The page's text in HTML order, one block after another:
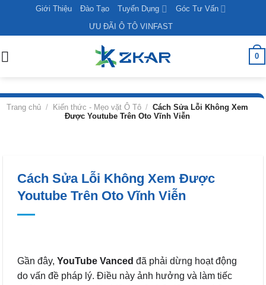
content
Giới Thiệu Đào Tạo Tuyển Dụng
Góc Tư Vấn
ƯU ĐÃI Ô TÔ VINFAST
0
Trang chủ / Kiến thức - Mẹo vặt Ô Tô / Cách Sửa Lỗi Không Xem
Được Youtube Trên Oto Vĩnh Viễn
Cách Sửa Lỗi Không Xem Được
Youtube Trên Oto Vĩnh Viễn
Gần đây, YouTube Vanced đã phải dừng hoạt động
do vấn đề pháp lý. Điều này ảnh hưởng và làm tiếc